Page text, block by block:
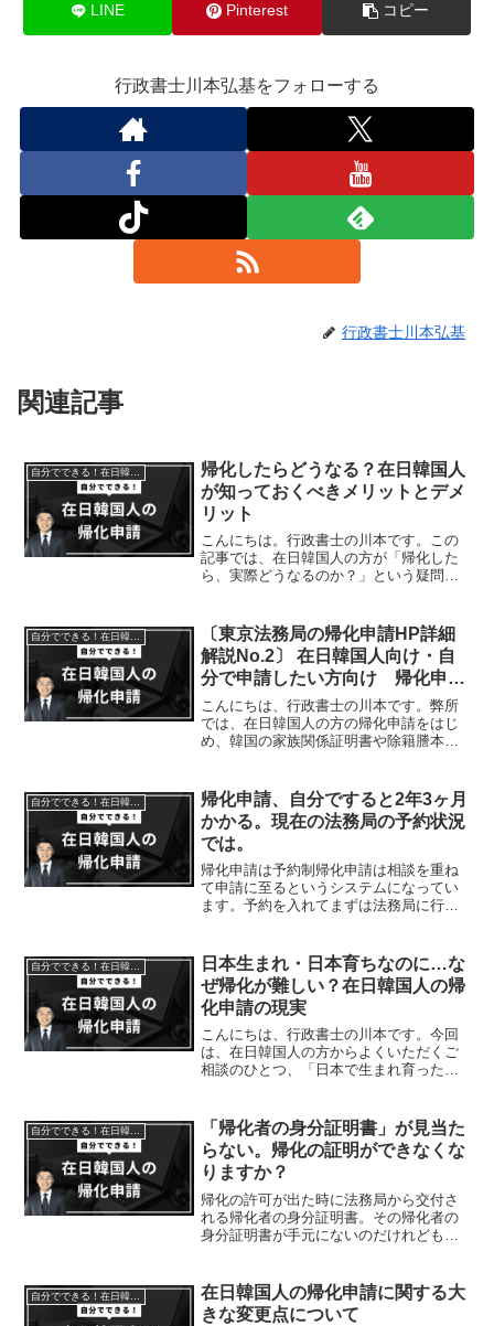
LINE Pinterest コピー
行政書士川本弘基をフォローする
行政書士川本弘基
関連記事
自分でできる！在日韓国人の帰化申請
帰化したらどうなる？在日韓国人
が知っておくべきメリットとデメ
リット
こんにちは。行政書士の川本です。この
記事では、在日韓国人の方が「帰化した
ら、実際どうなるのか？」という疑問に
についても、わかりやすく解説します。
帰化とは？まず「帰化」と...
自分でできる！在日韓国人の帰化申請
〔東京法務局の帰化申請HP詳細
解説No.2〕 在日韓国人向け・自
分で申請したい方向け 帰化申請
は予約制
こんにちは、行政書士の川本です。弊所
では、在日韓国人の方の帰化申請をはじ
め、韓国の家族関係証明書や除籍謄本の
で、15年以上この分野を専門としており
ます。今回は、東京法務局...
帰化申請、自分ですると2年3ヶ月
かかる。現在の法務局の予約状況
では。
帰化申請は予約制帰化申請は相談を重ね
て申請に至るというシステムになってい
ます。予約を入れてまずは法務局に行か
に取れなければ、法務局の予約の状況に
影響を受けることは必至で...
日本生まれ・日本育ちなのに…な
ぜ帰化が難しい？在日韓国人の帰
化申請の現実
こんにちは、行政書士の川本です。今回
は、在日韓国人の方からよくいただくご
相談のひとつ、「日本で生まれ育ったの
説いたします。私は、在日韓国人の方の
帰化申請や家族関係証明書...
自分でできる！在日韓国人の帰化申請
「帰化者の身分証明書」が見当た
らない。帰化の証明ができなくな
りますか？
帰化の許可が出た時に法務局から交付さ
れる帰化者の身分証明書。その帰化者の
身分証明書が手元にないのだけれども、
うなのか？帰化者の身分証明書とは帰化
者の身分証明書とは、帰化...
在日韓国人の帰化申請に関する大
きな変更点について